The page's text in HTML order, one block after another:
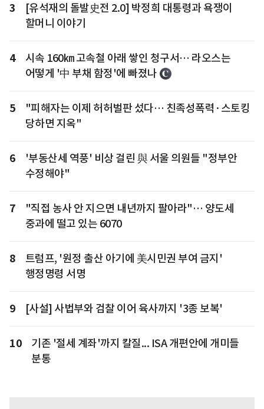
3
[유석재의 돌발史전 2.0] 박정희 대통령과 욕쟁이
할머니 이야기
4
시속 160㎞ 고속철 아래 쌓인 청구서… 라오스는
어떻게 '中 부채 함정'에 빠졌나
5
"피해자는 이제 허허벌판 섰다… 친족성폭력·스토킹
당하면 지옥"
6
'부동산세 역풍' 비상 걸린 與 서울 의원들 "정부안
수정해야"
7
"직접 농사 안 지으면 내년까지 팔아라"… 양도세
중과에 떨고 있는 6070
8
트럼프, '원정 출산 아기에 美시민권 부여 금지'
행정명령 서명
9 [사설] 사법부와 검찰 이어 육사까지 '3종 보복'
10
기존 '절세 계좌'까지 칼질... ISA 개편안에 개미들
분통